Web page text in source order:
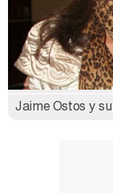
Jaime Ostos y